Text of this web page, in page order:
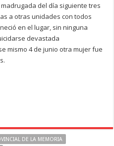
del día siguiente tres
a otras unidades con todos
en el lugar, sin ninguna
devastada
mismo 4 de junio otra mujer fue
DE LA MEMORIA